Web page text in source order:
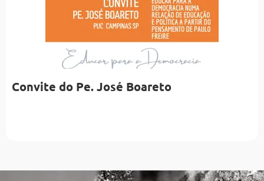
Convite do Pe. José Boareto